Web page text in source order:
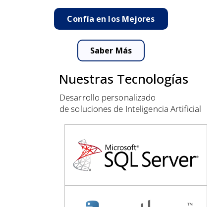
Confía en los Mejores
Saber Más
Nuestras Tecnologías
Desarrollo personalizado
de soluciones de Inteligencia Artificial